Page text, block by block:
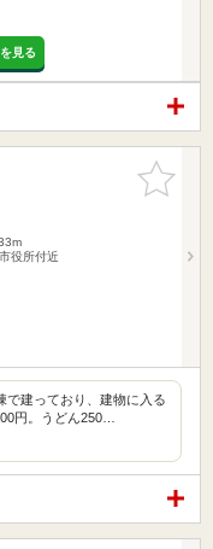
見る
お気に入
りに追加
役所付近
で建っており、建物に入る
円。うどん250…